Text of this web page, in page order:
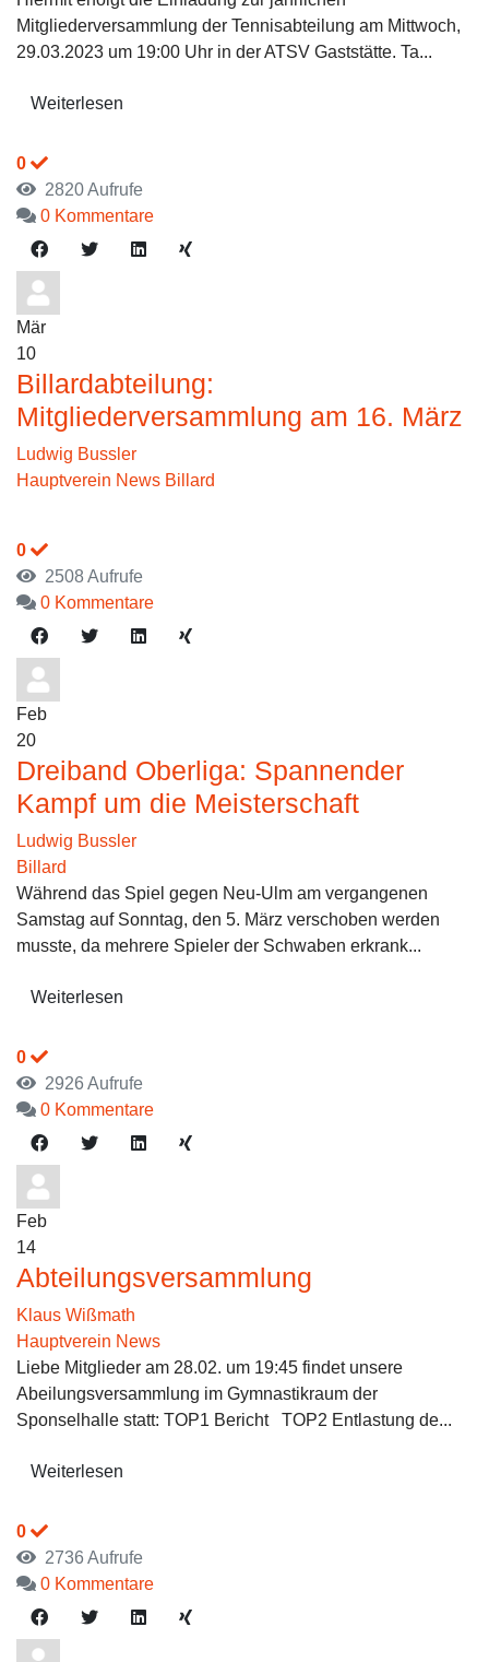
Mitgliederversammlung der Tennisabteilung am Mittwoch,
29.03.2023 um 19:00 Uhr in der ATSV Gaststätte. Ta...
Weiterlesen
0
2820 Aufrufe
0 Kommentare
Mär
10
Billardabteilung:
Mitgliederversammlung am 16. März
Ludwig Bussler
Hauptverein News Billard
0
2508 Aufrufe
0 Kommentare
Feb
20
Dreiband Oberliga: Spannender
Kampf um die Meisterschaft
Ludwig Bussler
Billard
Während das Spiel gegen Neu-Ulm am vergangenen
Samstag auf Sonntag, den 5. März verschoben werden
musste, da mehrere Spieler der Schwaben erkrank...
Weiterlesen
0
2926 Aufrufe
0 Kommentare
Feb
14
Abteilungsversammlung
Klaus Wißmath
Hauptverein News
Liebe Mitglieder am 28.02. um 19:45 findet unsere
Abeilungsversammlung im Gymnastikraum der
Sponselhalle statt: TOP1 Bericht TOP2 Entlastung de...
Weiterlesen
0
2736 Aufrufe
0 Kommentare